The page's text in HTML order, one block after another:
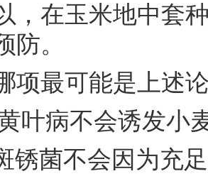
，在玉米地中套
防。
最可能是上述论
病不会诱发小
菌不会因为充足